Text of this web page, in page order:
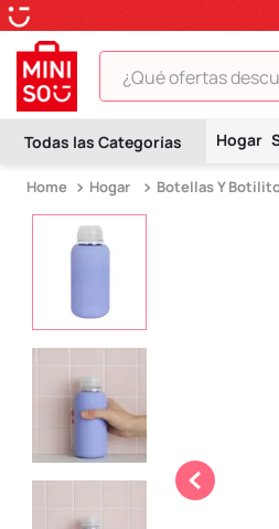
¿Qué ofertas
Hogar
Hogar Botellas Y
TÉRMINOS
2.
hello kitty
9.
llaveros
.